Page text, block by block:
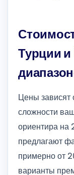
Турции
Цены зависят
сложности
ориентира на
предлагают
примерно от
варианты